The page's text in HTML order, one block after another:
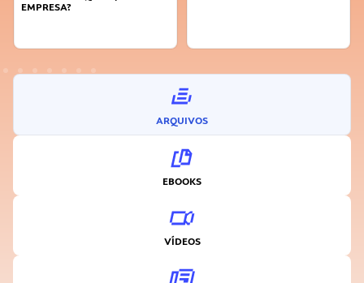
ARQUIVOS
EBOOKS
VÍDEOS